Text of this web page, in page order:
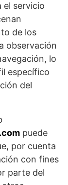
el servicio
de los
observación
lo
específico
del
puede
por cuenta
con fines
parte del